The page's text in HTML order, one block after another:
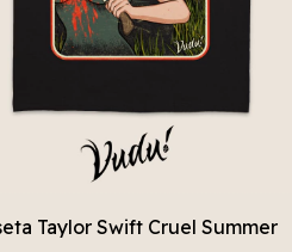
Taylor Swift Cruel Summer